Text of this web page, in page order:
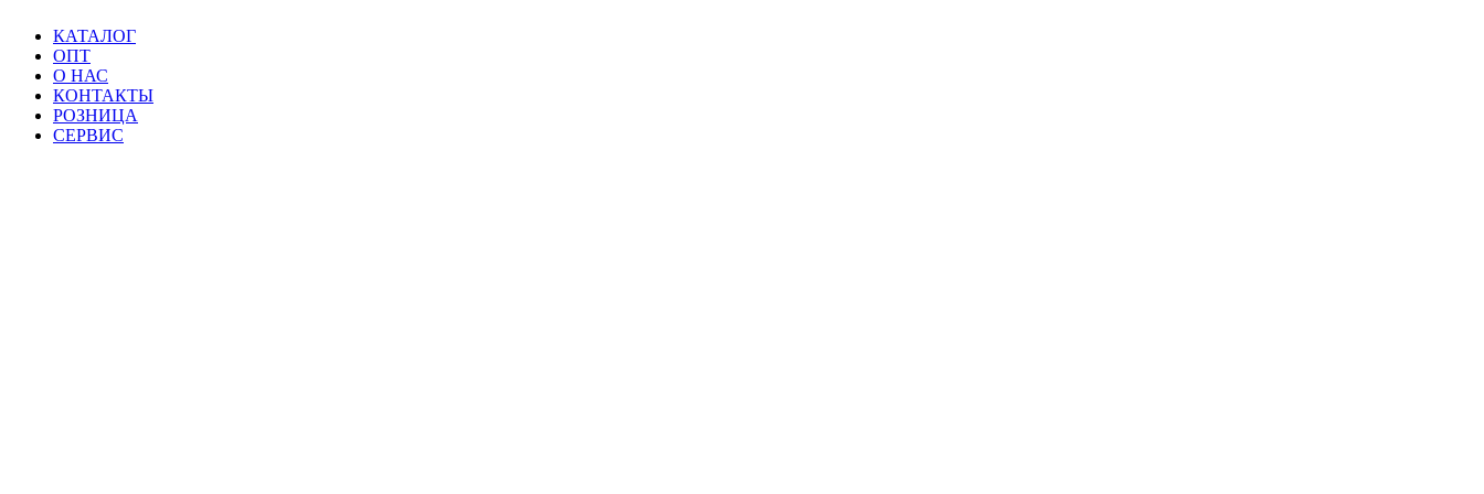
КАТАЛОГ
ОПТ
О НАС
КОНТАКТЫ
РОЗНИЦА
СЕРВИС